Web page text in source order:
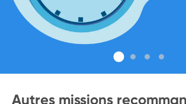
Autres missions